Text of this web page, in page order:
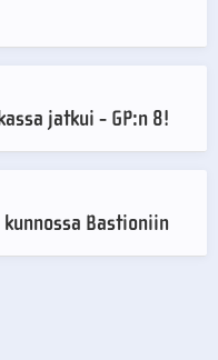
jatkui - GP:n 8!
Bastioniin